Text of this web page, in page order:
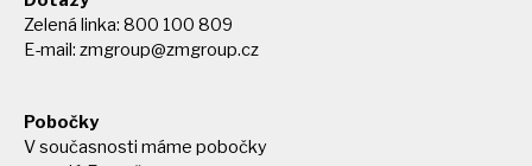
Zelená linka: 800 100 809
E-mail: zmgroup@zmgroup.cz
Pobočky
V současnosti máme pobočky